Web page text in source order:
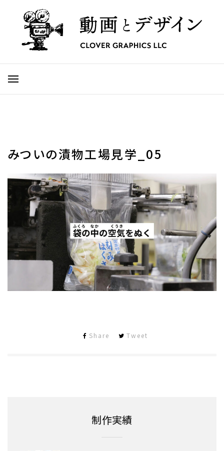
みついの漬物工場見学_05
Share Tweet
制作実績